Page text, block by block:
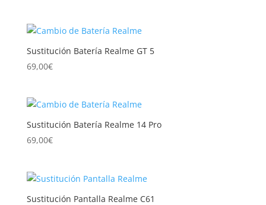
Sustitución Batería Realme GT 5
69,00€
Sustitución Batería Realme 14 Pro
69,00€
Sustitución Pantalla Realme C61